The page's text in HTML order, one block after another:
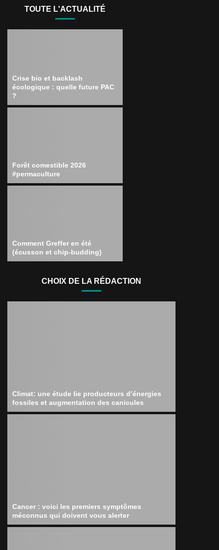
TOUTE L'ACTUALITÉ
Crise bio et backlash
écologique : quelle future PAC
?
Forêt comestible 2026
#permaculture
Comment Greffer en été
(écusson et chip-budding)
CHOIX DE LA RÉDACTION
Climat: une étude lie producteurs d’énergies
fossiles et augmentation des canicules
Cancer : voici les premiers symptômes
méconnus qui doivent vous alerter